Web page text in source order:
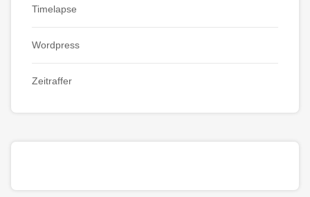
Timelapse
Wordpress
Zeitraffer